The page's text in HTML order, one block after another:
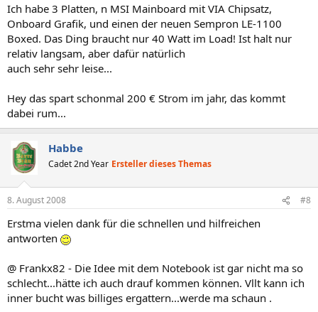
Ich habe 3 Platten, n MSI Mainboard mit VIA Chipsatz,
Onboard Grafik, und einen der neuen Sempron LE-1100
Boxed. Das Ding braucht nur 40 Watt im Load! Ist halt nur
relativ langsam, aber dafür natürlich
auch sehr sehr leise...
Hey das spart schonmal 200 € Strom im jahr, das kommt
dabei rum...
Habbe
Cadet 2nd Year Ersteller dieses Themas
8. August 2008 #8
Erstma vielen dank für die schnellen und hilfreichen
antworten
@ Frankx82 - Die Idee mit dem Notebook ist gar nicht ma so
schlecht...hätte ich auch drauf kommen können. Vllt kann ich
inner bucht was billiges ergattern...werde ma schaun .